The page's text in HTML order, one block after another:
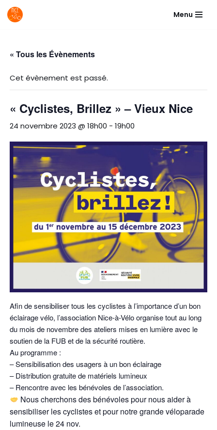
contenu
Menu
« Tous les Évènements
Cet évènement est passé.
« Cyclistes, Brillez » – Vieux Nice
24 novembre 2023 @ 18h00 - 19h00
Afin de sensibiliser tous les cyclistes à l’importance d’un bon
éclairage vélo, l’association Nice-à-Vélo organise tout au long
du mois de novembre des ateliers mises en lumière avec le
soutien de la FUB et de la sécurité routière.
Au programme :
– Sensibilisation des usagers à un bon éclairage
– Distribution gratuite de matériels lumineux
– Rencontre avec les bénévoles de l’association.
Nous cherchons des bénévoles pour nous aider à
sensibiliser les cyclistes et pour notre grande véloparade
lumineuse le 24 nov.